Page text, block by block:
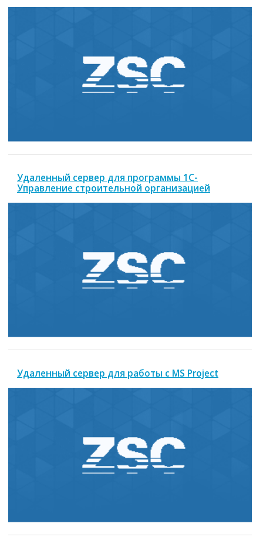
Удаленный сервер для программы 1С-
Управление строительной организацией
Удаленный сервер для работы с MS Project